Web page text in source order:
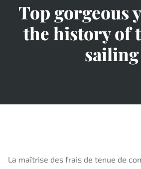
Top gorgeous
the history of
sailing
La maîtrise des frais de tenue de